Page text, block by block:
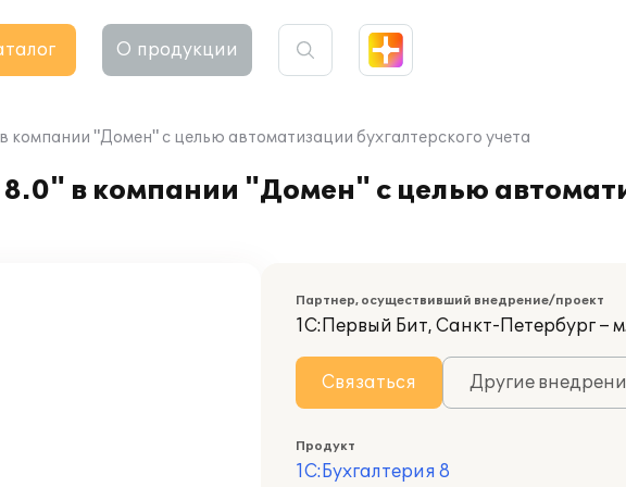
О продукции
компании "Домен" с целью автоматизации бухгалтерского учета
в компании "Домен" с целью
Партнер, осуществивший внедрение/проект
1С:Первый Бит, Санкт-Петербург –
Связаться Другие
Продукт
1С:Бухгалтерия 8